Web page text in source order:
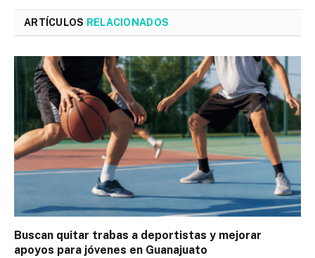
ARTÍCULOS RELACIONADOS
Buscan quitar trabas a deportistas y mejorar
apoyos para jóvenes en Guanajuato